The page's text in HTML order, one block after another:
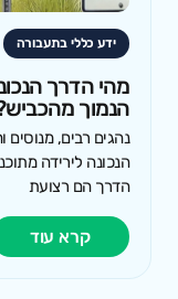
ידע כללי בתעבורה
מהי הדרך
הנמוך
נהגים רבים,
הנכונה לירידה
הדרך הם רצועת
קרא עוד